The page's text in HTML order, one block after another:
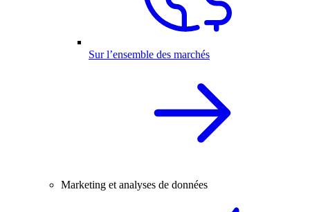
Sur l’ensemble des marchés
Marketing et analyses de données